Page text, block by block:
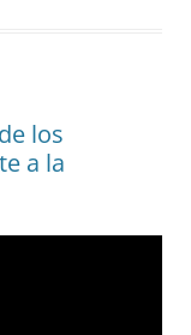
los
a la